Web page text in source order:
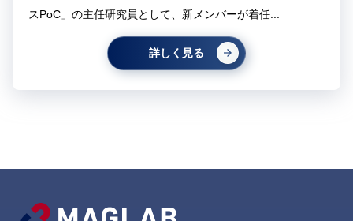
スPoC」の主任研究員として、新メンバーが着任...
詳しく見る